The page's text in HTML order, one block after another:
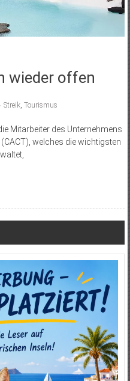
wieder offen
Streik, Tourismus
Mitarbeiter des Unternehmens
welches die wichtigsten